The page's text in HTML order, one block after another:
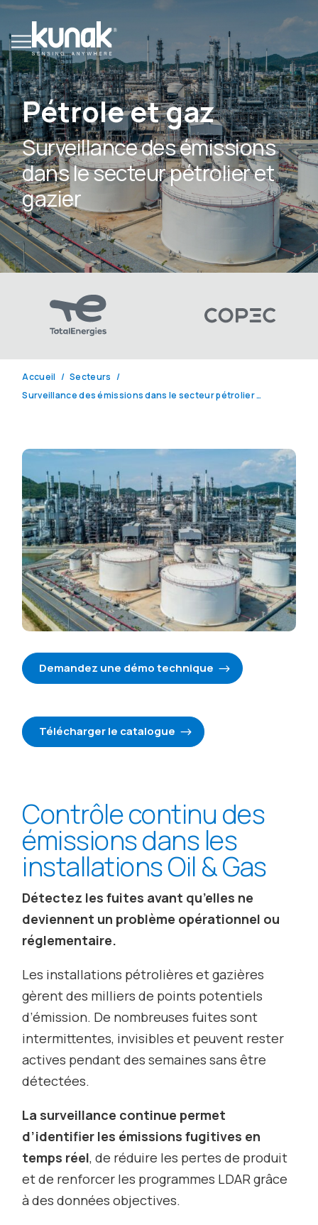
Pétrole et gaz
Surveillance des émissions
dans le secteur pétrolier et
gazier
Accueil
Secteurs
Surveillance des émissions dans le secteur pétrolier et gazier
Demandez une démo technique
Télécharger le catalogue
Contrôle continu des
émissions dans les
installations Oil & Gas
Détectez les fuites avant qu’elles ne
deviennent un problème opérationnel ou
réglementaire.
Les installations pétrolières et gazières
gèrent des milliers de points potentiels
d’émission. De nombreuses fuites sont
intermittentes, invisibles et peuvent rester
actives pendant des semaines sans être
détectées.
La surveillance continue permet
d’identifier les émissions fugitives en
temps réel, de réduire les pertes de produit
et de renforcer les programmes LDAR grâce
à des données objectives.